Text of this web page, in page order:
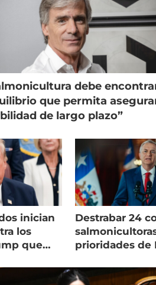
debe
que permita
de largo plazo”
inician
los
que
Destrabar 24
prioridades de